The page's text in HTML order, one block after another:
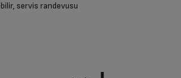
servis randevusu